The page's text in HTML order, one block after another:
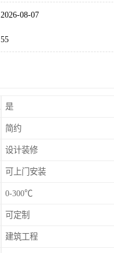
2026-08-07
55
是
简约
设计装修
可上门安装
0-300℃
可定制
建筑工程